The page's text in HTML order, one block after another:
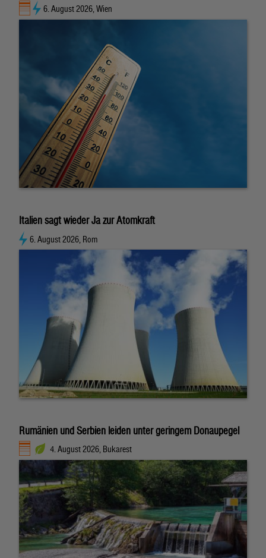
6. August 2026, Wien
Italien sagt wieder Ja zur Atomkraft
6. August 2026, Rom
Rumänien und Serbien leiden unter geringem Donaupegel
4. August 2026, Bukarest